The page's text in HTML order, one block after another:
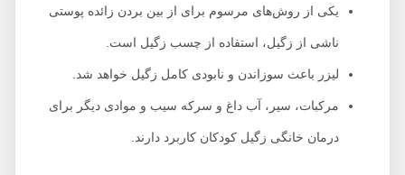
یکی از روش‌های مرسوم برای از بین بردن زائده پوستی
ناشی از زگیل، استفاده از چسب زگیل است.
لیزر باعث سوزاندن و نابودی کامل زگیل خواهد شد.
مرکبات، سیر، آب داغ و سرکه سیب و موادی دیگر برای
درمان خانگی زگیل کودکان کاربرد دارند.